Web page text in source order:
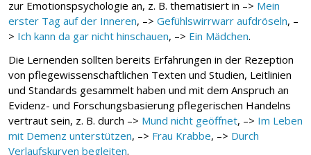
zur Emotionspsychologie an, z. B. thematisiert in –> Mein
erster Tag auf der Inneren, –> Gefühlswirrwarr aufdröseln, –
> Ich kann da gar nicht hinschauen, –> Ein Mädchen.
Die Lernenden sollten bereits Erfahrungen in der Rezeption
von pflegewissenschaftlichen Texten und Studien, Leitlinien
und Standards gesammelt haben und mit dem Anspruch an
Evidenz- und Forschungsbasierung pflegerischen Handelns
vertraut sein, z. B. durch –> Mund nicht geöffnet, –> Im Leben
mit Demenz unterstützen, –> Frau Krabbe, –> Durch
Verlaufskurven begleiten.